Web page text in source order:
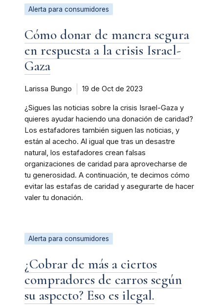
Alerta para consumidores
Cómo donar de manera segura
en respuesta a la crisis Israel-
Gaza
Larissa Bungo 19 de Oct de 2023
¿Sigues las noticias sobre la crisis Israel-Gaza y
quieres ayudar haciendo una donación de caridad?
Los estafadores también siguen las noticias, y
están al acecho. Al igual que tras un desastre
natural, los estafadores crean falsas
organizaciones de caridad para aprovecharse de
tu generosidad. A continuación, te decimos cómo
evitar las estafas de caridad y asegurarte de hacer
valer tu donación.
Alerta para consumidores
¿Cobrar de más a ciertos
compradores de carros según
su aspecto? Eso es ilegal.